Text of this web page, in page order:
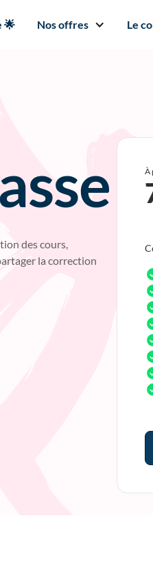
🌟 Nos offres Le
des cours,
la correction
À